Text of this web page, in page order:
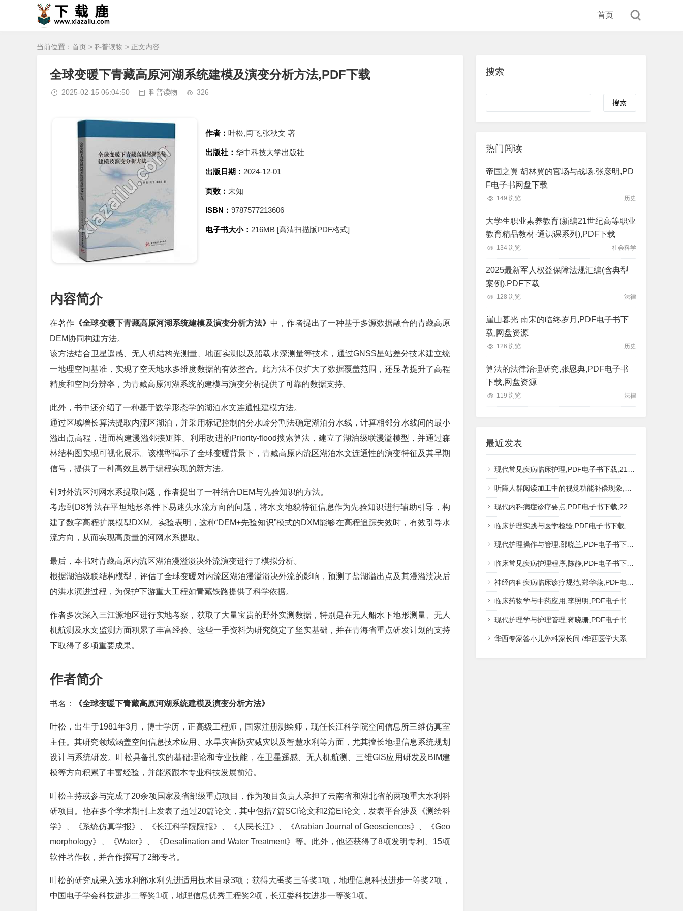
首页
当前位置： 首页 > 科普读物 > 正文内容
全球变暖下青藏高原河湖系统建模及演变分析方法,PDF下载
2025-02-15 06:04:50 科普读物 326
作者： 叶松,闫飞,张秋文 著
出版社： 华中科技大学出版社
出版日期： 2024-12-01
页数： 未知
ISBN： 9787577213606
电子书大小： 216MB [高清扫描版PDF格式]
内容简介
在著作 《全球变暖下青藏高原河湖系统建模及演变分析方法》 中，作者提出了一种基于多源数据融合的青藏高原
DEM协同构建方法。
该方法结合卫星遥感、无人机结构光测量、地面实测以及船载水深测量等技术，通过GNSS星站差分技术建立统
一地理空间基准，实现了空天地水多维度数据的有效整合。此方法不仅扩大了数据覆盖范围，还显著提升了高程
精度和空间分辨率，为青藏高原河湖系统的建模与演变分析提供了可靠的数据支持。
此外，书中还介绍了一种基于数学形态学的湖泊水文连通性建模方法。
通过区域增长算法提取内流区湖泊，并采用标记控制的分水岭分割法确定湖泊分水线，计算相邻分水线间的最小
溢出点高程，进而构建漫溢邻接矩阵。利用改进的Priority-flood搜索算法，建立了湖泊级联漫溢模型，并通过森
林结构图实现可视化展示。该模型揭示了全球变暖背景下，青藏高原内流区湖泊水文连通性的演变特征及其早期
信号，提供了一种高效且易于编程实现的新方法。
针对外流区河网水系提取问题，作者提出了一种结合DEM与先验知识的方法。
考虑到D8算法在平坦地形条件下易迷失水流方向的问题，将水文地貌特征信息作为先验知识进行辅助引导，构
建了数字高程扩展模型DXM。实验表明，这种“DEM+先验知识”模式的DXM能够在高程追踪失效时，有效引导水
流方向，从而实现高质量的河网水系提取。
最后，本书对青藏高原内流区湖泊漫溢溃决外流演变进行了模拟分析。
根据湖泊级联结构模型，评估了全球变暖对内流区湖泊漫溢溃决外流的影响，预测了盐湖溢出点及其漫溢溃决后
的洪水演进过程，为保护下游重大工程如青藏铁路提供了科学依据。
作者多次深入三江源地区进行实地考察，获取了大量宝贵的野外实测数据，特别是在无人船水下地形测量、无人
机航测及水文监测方面积累了丰富经验。这些一手资料为研究奠定了坚实基础，并在青海省重点研发计划的支持
下取得了多项重要成果。
作者简介
书名： 《全球变暖下青藏高原河湖系统建模及演变分析方法》
叶松，出生于1981年3月，博士学历，正高级工程师，国家注册测绘师，现任长江科学院空间信息所三维仿真室
主任。其研究领域涵盖空间信息技术应用、水旱灾害防灾减灾以及智慧水利等方面，尤其擅长地理信息系统规划
设计与系统研发。叶松具备扎实的基础理论和专业技能，在卫星遥感、无人机航测、三维GIS应用研发及BIM建
模等方向积累了丰富经验，并能紧跟本专业科技发展前沿。
叶松主持或参与完成了20余项国家及省部级重点项目，作为项目负责人承担了云南省和湖北省的两项重大水利科
研项目。他在多个学术期刊上发表了超过20篇论文，其中包括7篇SCI论文和2篇EI论文，发表平台涉及《测绘科
学》、《系统仿真学报》、《长江科学院院报》、《人民长江》、《Arabian Journal of Geosciences》、《Geo
morphology》、《Water》、《Desalination and Water Treatment》等。此外，他还获得了8项发明专利、15项
软件著作权，并合作撰写了2部专著。
叶松的研究成果入选水利部水利先进适用技术目录3项；获得大禹奖三等奖1项，地理信息科技进步一等奖2项，
中国电子学会科技进步二等奖1项，地理信息优秀工程奖2项，长江委科技进步一等奖1项。
搜索
Search
热门阅读
帝国之翼 胡林翼的官场与战场,张彦明,PD
F电子书网盘下载
149 浏览 历史
大学生职业素养教育(新编21世纪高等职业
教育精品教材·通识课系列),PDF下载
134 浏览 社会科学
2025最新军人权益保障法规汇编(含典型
案例),PDF下载
128 浏览 法律
崖山暮光 南宋的临终岁月,PDF电子书下
载,网盘资源
126 浏览 历史
算法的法律治理研究,张恩典,PDF电子书
下载,网盘资源
119 浏览 法律
最近发表
现代常见疾病临床护理,PDF电子书下载,217MB,网盘资源
听障人群阅读加工中的视觉功能补偿现象,秦钊,PDF电子书下载,网盘资源
现代内科病症诊疗要点,PDF电子书下载,223MB,网盘资源
临床护理实践与医学检验,PDF电子书下载,193MB,网盘资源
现代护理操作与管理,邵晓兰,PDF电子书下载,242MB,网盘资源
临床常见疾病护理程序,陈静,PDF电子书下载,185MB,网盘资源
神经内科疾病临床诊疗规范,郑华燕,PDF电子书下载,188MB,网盘资源
临床药物学与中药应用,李照明,PDF电子书下载,202MB,网盘资源
现代护理学与护理管理,蒋晓珊,PDF电子书下载,223MB,网盘资源
华西专家答小儿外科家长问 /华西医学大系?医学科普,PDF电子书网盘下载